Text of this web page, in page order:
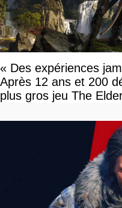
« Des expériences
Après 12 ans et 200
plus gros jeu The